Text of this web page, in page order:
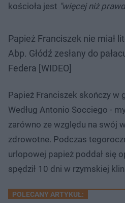
kościoła jest "więcej niż
Papież Franciszek nie miał
Abp. Głódź zesłany do
Federa [WIDEO]
Papież Franciszek skończy w
Według Antonio Socciego -
zarówno ze względu na swój
zdrowotne. Podczas
urlopowej papież poddał się
spędził 10 dni w rzymskiej
POLECANY ARTYKUŁ: